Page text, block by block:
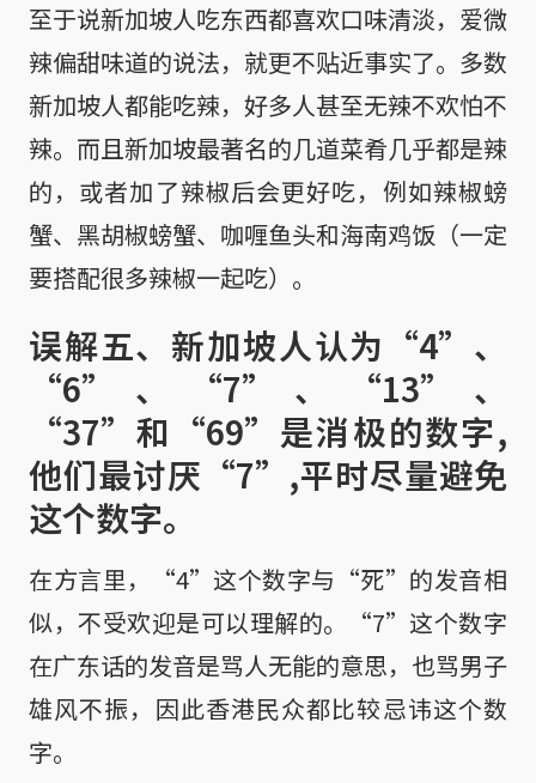
至于说新加坡人吃东西都喜欢口味清淡，爱微
辣偏甜味道的说法，就更不贴近事实了。多数
新加坡人都能吃辣，好多人甚至无辣不欢怕不
辣。而且新加坡最著名的几道菜肴几乎都是辣
的，或者加了辣椒后会更好吃，例如辣椒螃
蟹、黑胡椒螃蟹、咖喱鱼头和海南鸡饭（一定
要搭配很多辣椒一起吃）。
误解五、新加坡人认为“4”、
“6”、“7”、“13”、
“37”和“69”是消极的数字,
他们最讨厌“7”,平时尽量避免
这个数字。
在方言里，“4”这个数字与“死”的发音相
似，不受欢迎是可以理解的。“7”这个数字
在广东话的发音是骂人无能的意思，也骂男子
雄风不振，因此香港民众都比较忌讳这个数
字。